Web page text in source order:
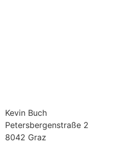
Kevin Buch
Petersbergenstraße 2
8042 Graz